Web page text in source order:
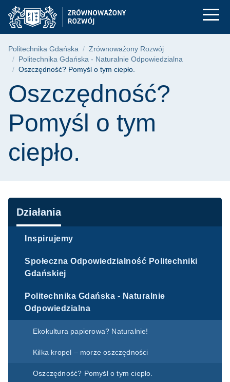
Przejdź
do
menu
Przejdź
do
wyszukiwarki
Przejdź
do
treści
Oszczędność?
Ścieżka nawigacyjna
Politechnika Gdańska
Zrównoważony Rozwój
Politechnika Gdańska - Naturalnie Odpowiedzialna
Oszczędność? Pomyśl o tym ciepło.
Treść strony
Oszczędność?
Pomyśl o tym
ciepło.
Nawigacja
Działania
Inspirujemy
Społeczna Odpowiedzialność Politechniki
Gdańskiej
Politechnika Gdańska - Naturalnie
Odpowiedzialna
Ekokultura papierowa? Naturalnie!
Kilka kropel – morze oszczędności
Oszczędność? Pomyśl o tym ciepło.